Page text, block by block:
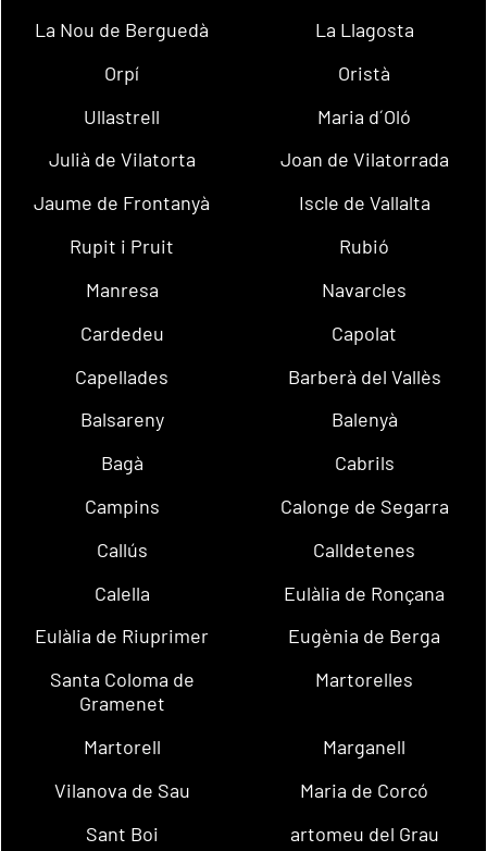
La Nou de Berguedà
La Llagosta
Orpí
Oristà
Ullastrell
Maria d´Oló
Julià de Vilatorta
Joan de Vilatorrada
Jaume de Frontanyà
Iscle de Vallalta
Rupit i Pruit
Rubió
Manresa
Navarcles
Cardedeu
Capolat
Capellades
Barberà del Vallès
Balsareny
Balenyà
Bagà
Cabrils
Campins
Calonge de Segarra
Callús
Calldetenes
Calella
Eulàlia de Ronçana
Eulàlia de Riuprimer
Eugènia de Berga
Santa Coloma de
Gramenet
Martorelles
Martorell
Marganell
Vilanova de Sau
Maria de Corcó
Sant Boi
artomeu del Grau